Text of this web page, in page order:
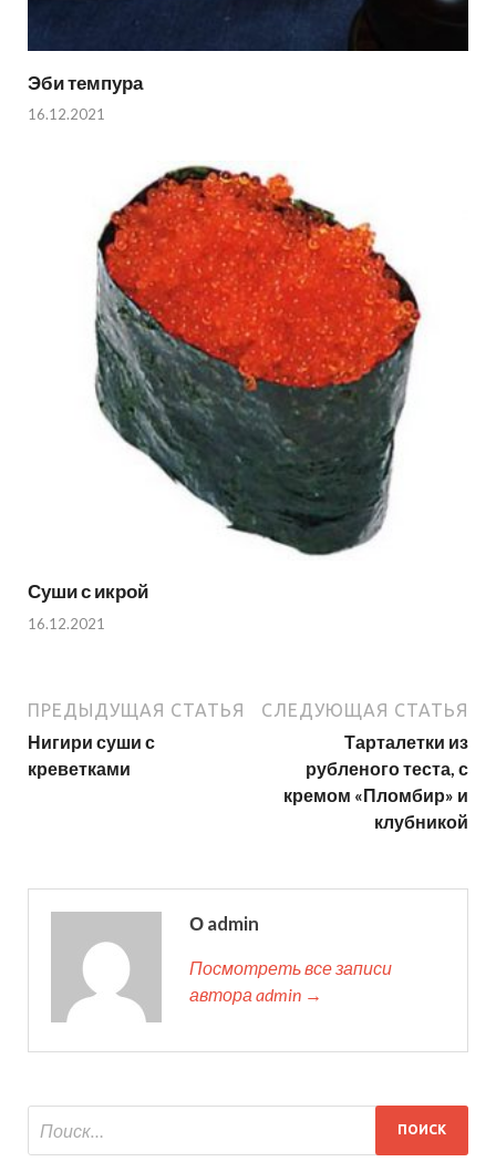
Эби темпура
16.12.2021
Суши с икрой
16.12.2021
ПРЕДЫДУЩАЯ СТАТЬЯ
Нигири суши с
креветками
СЛЕДУЮЩАЯ СТАТЬЯ
Тарталетки из
рубленого теста, с
кремом «Пломбир» и
клубникой
О admin
Посмотреть все записи
автора admin →